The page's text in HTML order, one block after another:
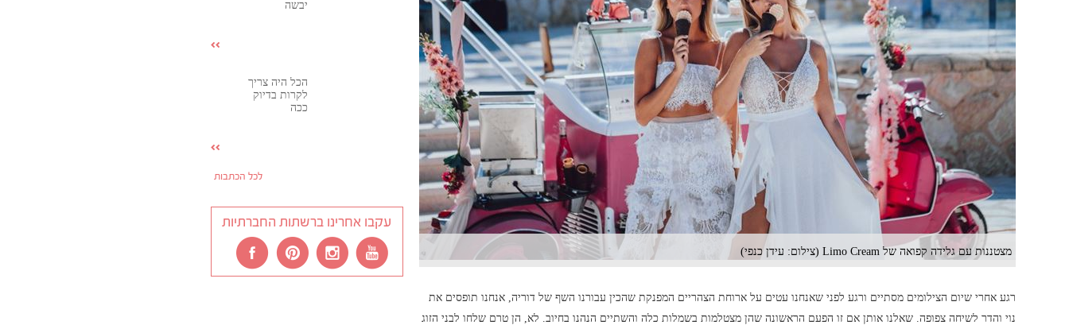
מצטננות עם גלידה קפואה של Limo Cream (צילום: עידן כנפי)
רגע אחרי שיום הצילומים מסתיים ורגע לפני שאנחנו עטים על ארוחת הצהריים המפנקת שהכין עבורנו השף של דוריה, אנחנו תופסים את
נוי והדר לשיחה צפופה. שאלנו אותן אם זו הפעם הראשונה שהן מצטלמות בשמלות כלה והשתיים הנהנו בחיוב. לא, הן טרם שלחו לבני הזוג
יבשה
הכל היה צריך
לקרות בדיוק
ככה
לכל הכתבות
עקבו אחרינו ברשתות החברתיות